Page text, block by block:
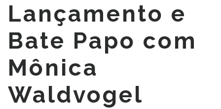
Lançamento e
Bate Papo com
Mônica
Waldvogel